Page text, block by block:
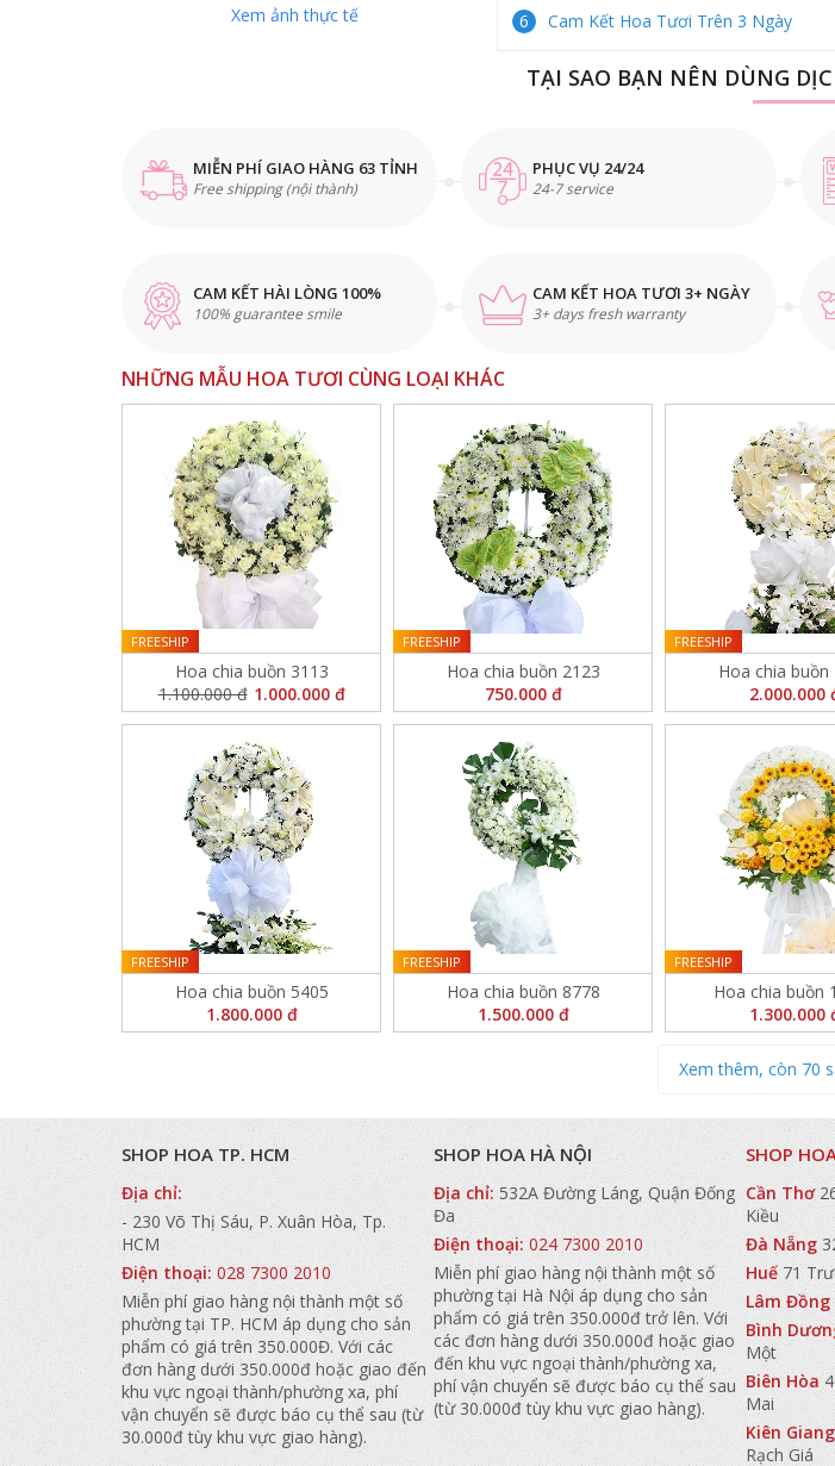
Xem ảnh thực tế
Cam Kết Hoa Tươi Trên 3 Ngày
TẠI SAO BẠN NÊN DÙNG
MIỄN PHÍ GIAO HÀNG 63 TỈNH
Free shipping (nội thành)
PHỤC VỤ 24/24
24-7 service
CAM KẾT HÀI LÒNG 100%
100% guarantee smile
CAM KẾT HOA TƯƠI 3+ NGÀY
3+ days fresh warranty
NHỮNG MẪU HOA TƯƠI CÙNG LOẠI KHÁC
Hoa chia buồn 3113
1.100.000 đ 1.000.000 đ
FREESHIP
Hoa chia buồn 2123
750.000 đ
FREESHIP
Hoa chia buồn
2.000.000
FREESHIP
Hoa chia buồn 5405
1.800.000 đ
FREESHIP
Hoa chia buồn 8778
1.500.000 đ
FREESHIP
Hoa chia buồn
1.300.000
FREESHIP
Xem thêm, còn 70
SHOP HOA TP. HCM
Địa chỉ:
- 230 Võ Thị Sáu, P. Xuân Hòa, Tp.
HCM
Điện thoại: 028 7300 2010
Miễn phí giao hàng nội thành một số
phường tại TP. HCM áp dụng cho sản
phẩm có giá trên 350.000Đ. Với các
đơn hàng dưới 350.000đ hoặc giao đến
khu vực ngoại thành/phường xa, phí
vận chuyển sẽ được báo cụ thể sau (từ
30.000đ tùy khu vực giao hàng).
SHOP HOA HÀ NỘI
Địa chỉ:532A Đường Láng, Quận Đống
Đa
Điện thoại:024 7300 2010
Miễn phí giao hàng nội thành một số
phường tại Hà Nội áp dụng cho sản
phẩm có giá trên 350.000đ trở lên. Với
các đơn hàng dưới 350.000đ hoặc giao
đến khu vực ngoại thành/phường xa,
phí vận chuyển sẽ được báo cụ thể sau
(từ 30.000đ tùy khu vực giao hàng).
SHOP
Cần Thơ
Kiều
Đà Nẵng
Huế 71
Lâm Đồng
Bình
Một
Biên Hòa
Mai
Kiên Giang
Rạch Giá